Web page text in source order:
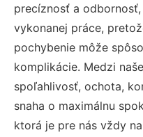
precíznosť a
vykonanej práce,
pochybenie môže
komplikácie. Medzi
spoľahlivosť, ochota,
snaha o maximálnu
ktorá je pre nás vždy